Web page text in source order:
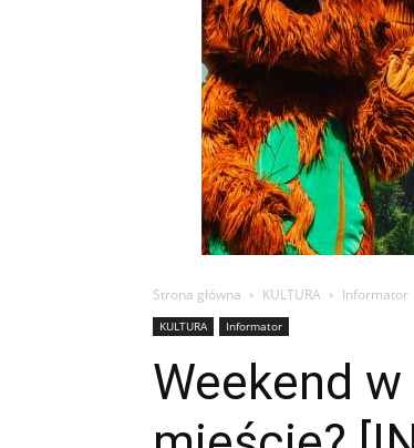
Strona główna KULTURA Informator
KULTURA Informator
Weekend